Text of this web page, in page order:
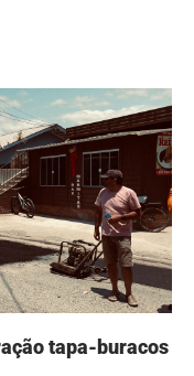
tapa-buracos